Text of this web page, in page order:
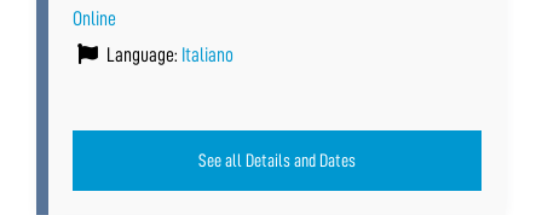
Online
Language: Italiano
See all Details and Dates